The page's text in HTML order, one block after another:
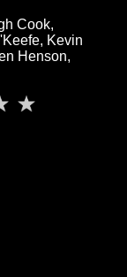
Cook,
Kevin
Henson,